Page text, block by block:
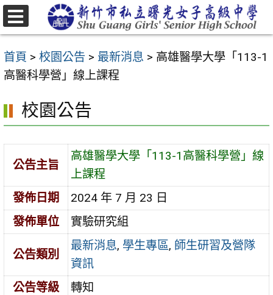
跳
至
要
內
區
首頁 > 校園公告 > 最新消息 > 高雄醫學大學「113-1
高醫科學營」線上課程
校園公告
公告主旨
高雄醫學大學「113-1高醫科學營」線
上課程
發佈日期
2024 年 7 月 23 日
發佈單位
實驗研究組
公告類別
最新消息, 學生專區, 師生研習及營隊
資訊
公告等級
轉知
選
單